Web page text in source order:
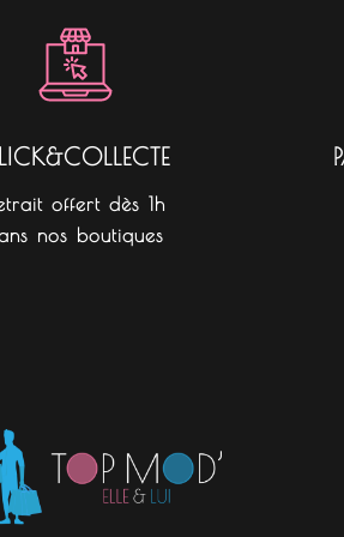
r
a
m
offert dès 1h
nos boutiques